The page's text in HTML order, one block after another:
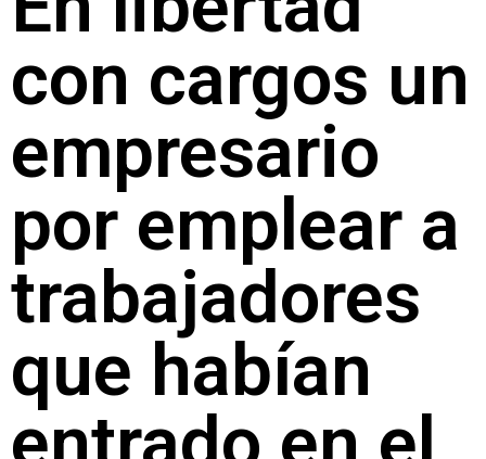
con cargos un
empresario
por emplear a
trabajadores
que habían